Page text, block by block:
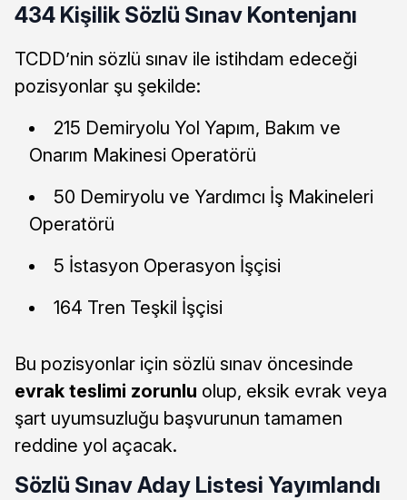
434 Kişilik Sözlü Sınav Kontenjanı
TCDD’nin sözlü sınav ile istihdam edeceği
pozisyonlar şu şekilde:
215 Demiryolu Yol Yapım, Bakım ve
Onarım Makinesi Operatörü
50 Demiryolu ve Yardımcı İş Makineleri
Operatörü
5 İstasyon Operasyon İşçisi
164 Tren Teşkil İşçisi
Bu pozisyonlar için sözlü sınav öncesinde
evrak teslimi zorunlu olup, eksik evrak veya
şart uyumsuzluğu başvurunun tamamen
reddine yol açacak.
Sözlü Sınav Aday Listesi Yayımlandı